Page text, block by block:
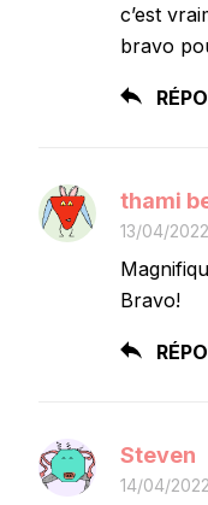
c’est
bravo
thami
13/04/
Bravo!
Steven
14/04/